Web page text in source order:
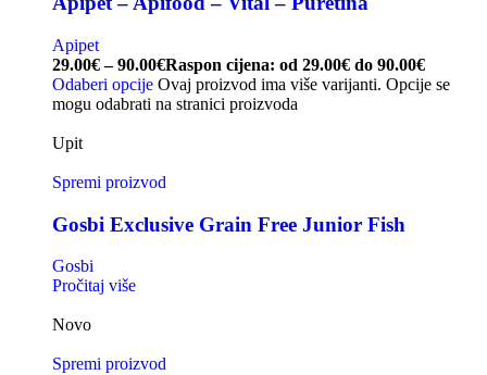
Apipet
29.00€ – 90.00€Raspon cijena: od 29.00€ do 90.00€
Odaberi opcije Ovaj proizvod ima više varijanti. Opcije se
mogu odabrati na stranici proizvoda
Upit
Spremi proizvod
Gosbi Exclusive Grain Free Junior Fish
Gosbi
Pročitaj više
Novo
Spremi proizvod